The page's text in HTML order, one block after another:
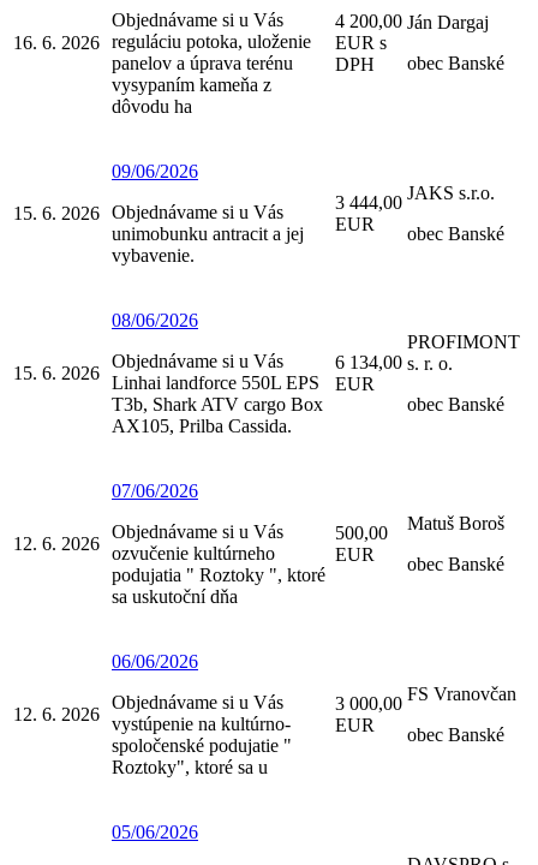
16. 6. 2026
Objednávame si u Vás
reguláciu potoka, uloženie
panelov a úprava terénu
vysypaním kameňa z
dôvodu ha
4 200,00
EUR s
DPH
Ján Dargaj
obec Banské
15. 6. 2026
09/06/2026
Objednávame si u Vás
unimobunku antracit a jej
vybavenie.
3 444,00
EUR
JAKS s.r.o.
obec Banské
15. 6. 2026
08/06/2026
Objednávame si u Vás
Linhai landforce 550L EPS
T3b, Shark ATV cargo Box
AX105, Prilba Cassida.
6 134,00
EUR
PROFIMONT
s. r. o.
obec Banské
12. 6. 2026
07/06/2026
Objednávame si u Vás
ozvučenie kultúrneho
podujatia " Roztoky ", ktoré
sa uskutoční dňa
500,00
EUR
Matuš Boroš
obec Banské
12. 6. 2026
06/06/2026
Objednávame si u Vás
vystúpenie na kultúrno-
spoločenské podujatie "
Roztoky", ktoré sa u
3 000,00
EUR
FS Vranovčan
obec Banské
05/06/2026